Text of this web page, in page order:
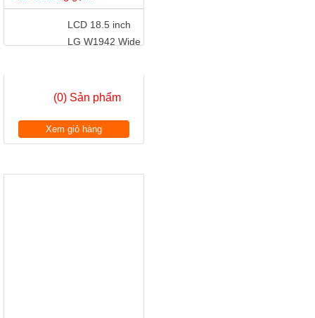
LCD 18.5 inch
LG W1942 Wide
Chính Hãng
Giá: Vui lòng gọi...
LENOVO
Chính Hãng
LCD 19" DELL
(0) Sản phẩm
Xem giỏ hàng